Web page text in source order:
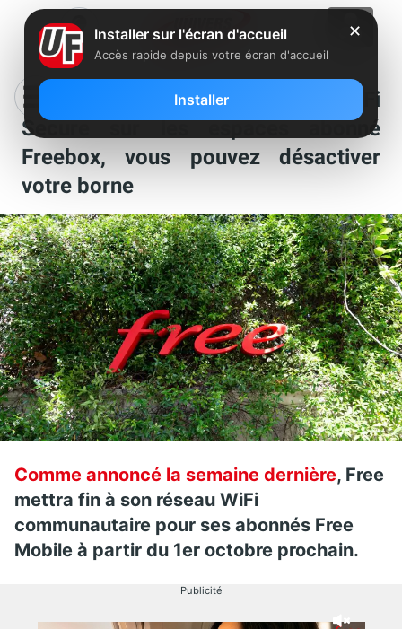
Free avertit de la fin du Free Wi-Fi
Secure sur les espaces abonné
Freebox, vous pouvez désactiver
votre borne
Comme annoncé la semaine dernière, Free
mettra fin à son réseau WiFi
communautaire pour ses abonnés Free
Mobile à partir du 1er octobre prochain.
Publicité
✕
Installer sur l'écran d'accueil
Accès rapide depuis votre écran d'accueil
Installer